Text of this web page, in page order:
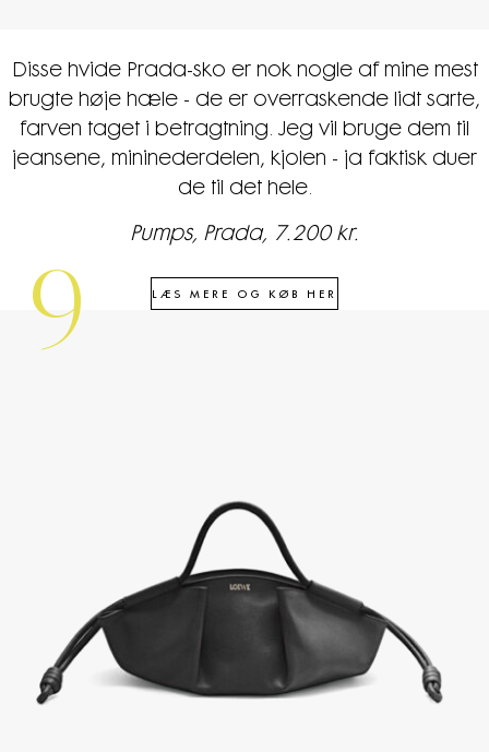
Disse hvide Prada-sko er nok nogle af mine mest
brugte høje hæle - de er overraskende lidt sarte,
farven taget i betragtning. Jeg vil bruge dem til
jeansene, mininederdelen, kjolen - ja faktisk duer
de til det hele.
Pumps, Prada, 7.200 kr.
LÆS MERE OG KØB HER
9